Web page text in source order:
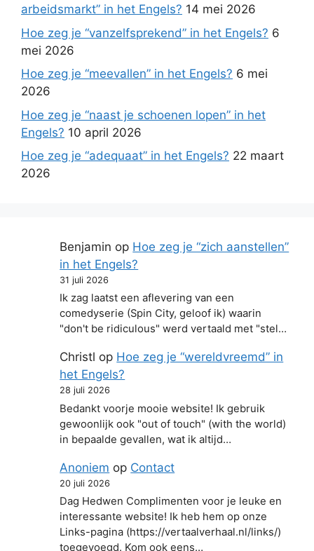
arbeidsmarkt” in het Engels? 14 mei 2026
Hoe zeg je “vanzelfsprekend” in het Engels? 6
mei 2026
Hoe zeg je “meevallen” in het Engels? 6 mei
2026
Hoe zeg je “naast je schoenen lopen” in het
Engels? 10 april 2026
Hoe zeg je “adequaat” in het Engels? 22 maart
2026
Benjamin op Hoe zeg je “zich aanstellen”
in het Engels?
31 juli 2026
Ik zag laatst een aflevering van een
comedyserie (Spin City, geloof ik) waarin
"don't be ridiculous" werd vertaald met "stel…
Christl op Hoe zeg je “wereldvreemd” in
het Engels?
28 juli 2026
Bedankt voorje mooie website! Ik gebruik
gewoonlijk ook "out of touch" (with the world)
in bepaalde gevallen, wat ik altijd…
Anoniem op Contact
20 juli 2026
Dag Hedwen Complimenten voor je leuke en
interessante website! Ik heb hem op onze
Links-pagina (https://vertaalverhaal.nl/links/)
toegevoegd. Kom ook eens…